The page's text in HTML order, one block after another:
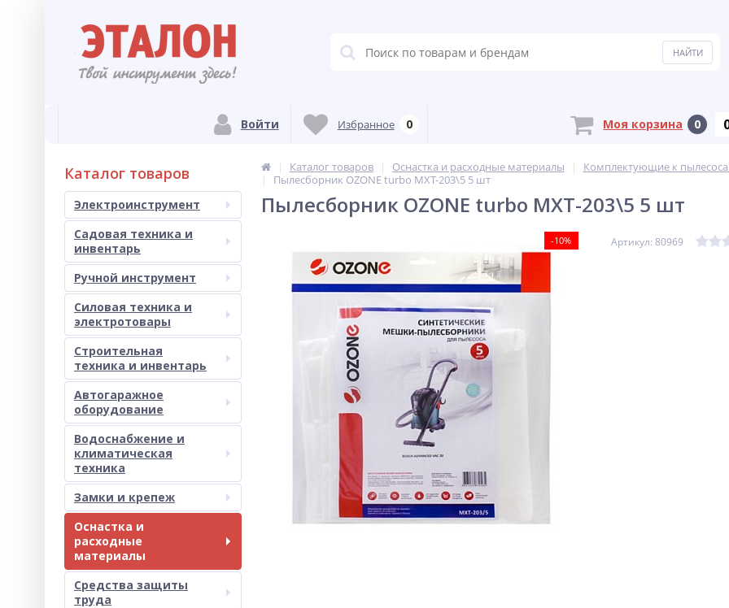
Войти Избранное 0 Моя корзина 0
Каталог товаров
Электроинструмент
Садовая техника и
инвентарь
Ручной инструмент
Силовая техника и
электротовары
Строительная
техника и инвентарь
Автогаражное
оборудование
Водоснабжение и
климатическая
техника
Замки и крепеж
Оснастка и
расходные
материалы
Средства защиты
труда
Каталог товаров Оснастка и расходные материалы
Комплектующие к
Пылесборник OZONE turbo MXT-203\5 5 шт
Пылесборник OZONE turbo MXT-203\5 5 шт
-10% Артикул: 80969